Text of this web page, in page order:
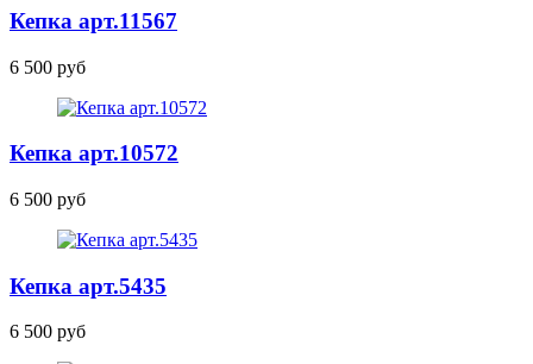
Кепка арт.11567
6 500 руб
Кепка арт.10572
6 500 руб
Кепка арт.5435
6 500 руб